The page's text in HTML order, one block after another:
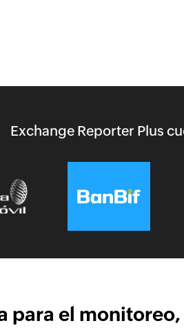
Exchange Reporter Plus
para el